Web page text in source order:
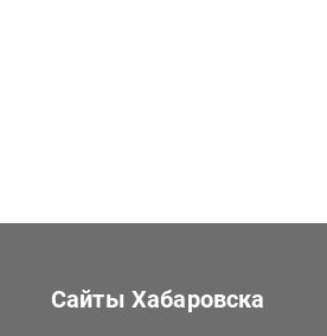
Сайты Хабаровска